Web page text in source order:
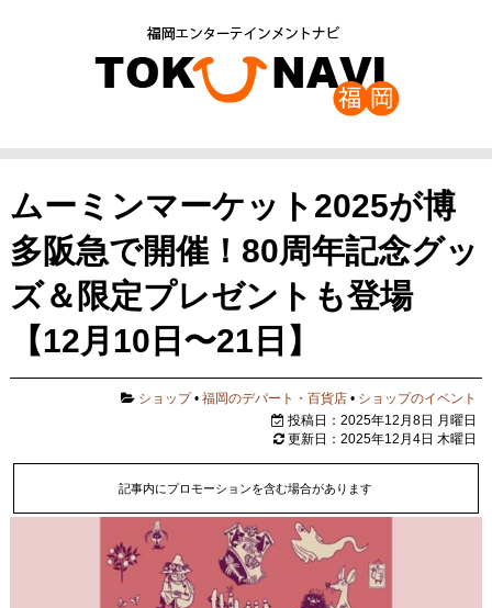
ムーミンマーケット2025が博
多阪急で開催！80周年記念グッ
ズ＆限定プレゼントも登場
【12月10日〜21日】
ショップ•福岡のデパート・百貨店 • ショップのイベント
投稿日：2025年12月8日 月曜日
更新日：2025年12月4日 木曜日
記事内にプロモーションを含む場合があります